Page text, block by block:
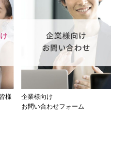
様
企業様向け
お問い合わせフォーム